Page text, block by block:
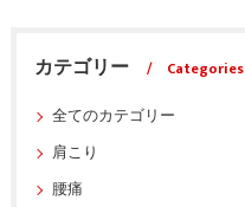
カテゴリー
Categories
全てのカテゴリー
肩こり
腰痛